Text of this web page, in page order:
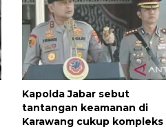
Kapolda Jabar sebut
tantangan keamanan di
Karawang cukup kompleks